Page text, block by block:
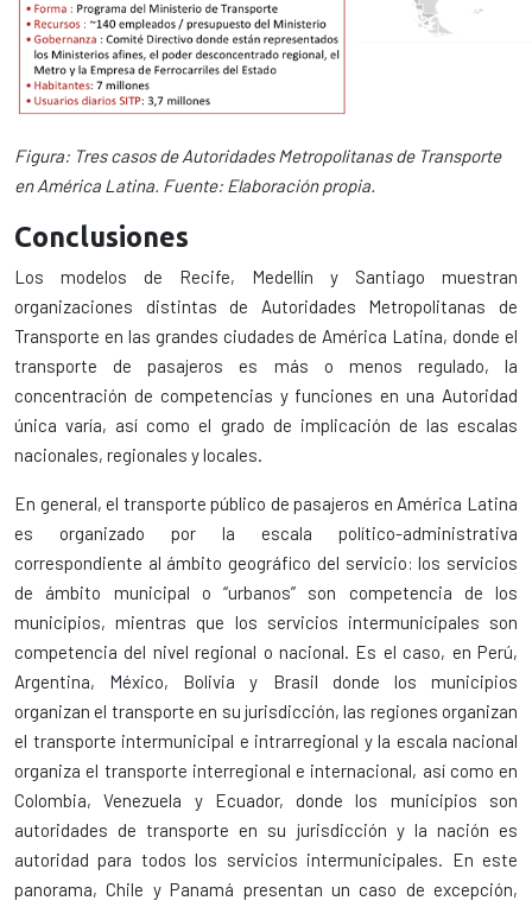
Figura: Tres casos de Autoridades Metropolitanas de Transporte
en América Latina. Fuente: Elaboración propia.
Conclusiones
Los modelos de Recife, Medellín y Santiago muestran
organizaciones distintas de Autoridades Metropolitanas de
Transporte en las grandes ciudades de América Latina, donde el
transporte de pasajeros es más o menos regulado, la
concentración de competencias y funciones en una Autoridad
única varía, así como el grado de implicación de las escalas
nacionales, regionales y locales.
En general, el transporte público de pasajeros en América Latina
es organizado por la escala político-administrativa
correspondiente al ámbito geográfico del servicio: los servicios
de ámbito municipal o “urbanos” son competencia de los
municipios, mientras que los servicios intermunicipales son
competencia del nivel regional o nacional. Es el caso, en Perú,
Argentina, México, Bolivia y Brasil donde los municipios
organizan el transporte en su jurisdicción, las regiones organizan
el transporte intermunicipal e intrarregional y la escala nacional
organiza el transporte interregional e internacional, así como en
Colombia, Venezuela y Ecuador, donde los municipios son
autoridades de transporte en su jurisdicción y la nación es
autoridad para todos los servicios intermunicipales. En este
panorama, Chile y Panamá presentan un caso de excepción,